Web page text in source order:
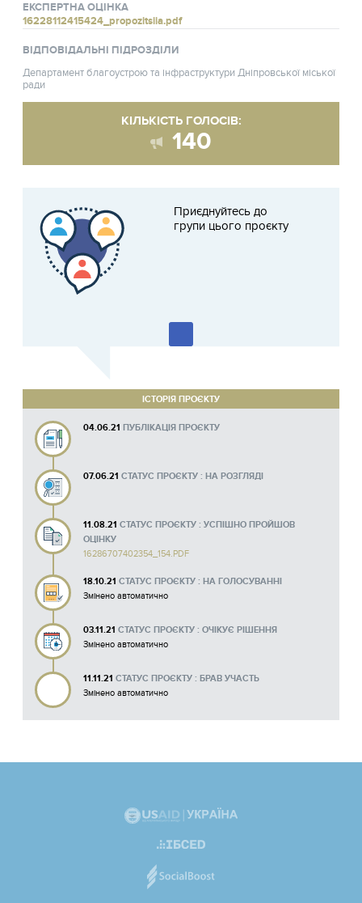
ЕКСПЕРТНА ОЦІНКА
16228112415424_propozitsiia.pdf
ВІДПОВІДАЛЬНІ ПІДРОЗДІЛИ
Департамент благоустрою та інфраструктури Дніпровської міської
ради
КІЛЬКІСТЬ ГОЛОСІВ:
140
Приєднуйтесь до
групи цього проєкту
ІСТОРІЯ ПРОЄКТУ
04.06.21 ПУБЛІКАЦІЯ ПРОЄКТУ
07.06.21 СТАТУС ПРОЄКТУ : НА РОЗГЛЯДІ
11.08.21 СТАТУС ПРОЄКТУ : УСПІШНО ПРОЙШОВ
ОЦІНКУ
16286707402354_154.PDF
18.10.21 СТАТУС ПРОЄКТУ : НА ГОЛОСУВАННІ
Змінено автоматично
03.11.21 СТАТУС ПРОЄКТУ : ОЧІКУЄ РІШЕННЯ
Змінено автоматично
11.11.21 СТАТУС ПРОЄКТУ : БРАВ УЧАСТЬ
Змінено автоматично